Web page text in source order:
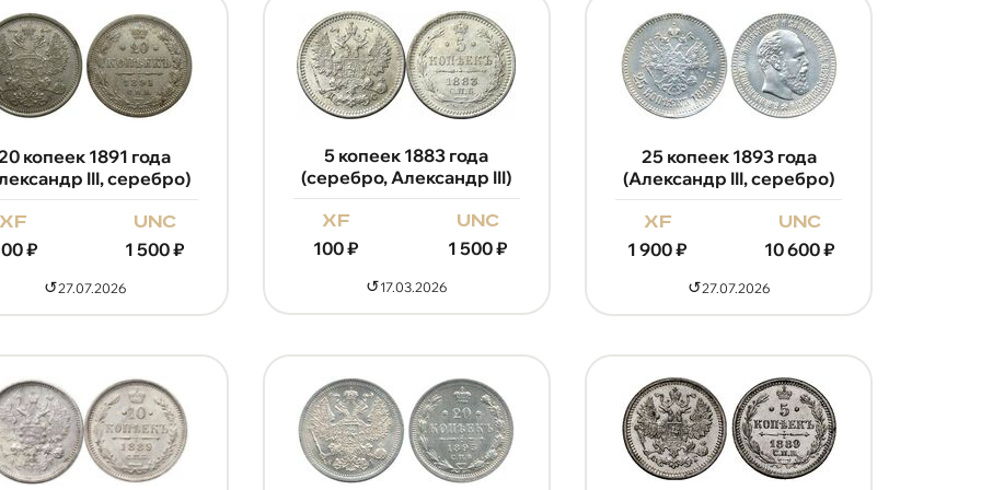
копеек 1891 года
III, серебро)
xf
₽
unc
1 500₽
↺27.07.2026
5 копеек 1883 года
(серебро, Александр III)
xf
100₽
unc
1 500₽
↺17.03.2026
25 копеек 1893 года
(Александр III, серебро)
xf
1 900₽
unc
10 600₽
↺27.07.2026